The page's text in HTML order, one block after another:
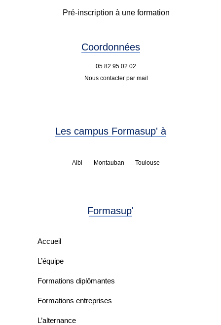
Formasup'
Accueil
L’équipe
Formations diplômantes
Formations entreprises
L’alternance
Pré-inscription à une formation
Coordonnées
05 82 95 02 02
Nous contacter par mail
Les campus Formasup' à
Albi Montauban Toulouse